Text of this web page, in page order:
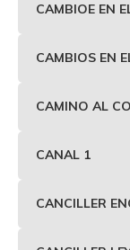
CAMBIOE EN
CAMBIOS EN
CAMINO AL
CANAL 1
CANCILLER